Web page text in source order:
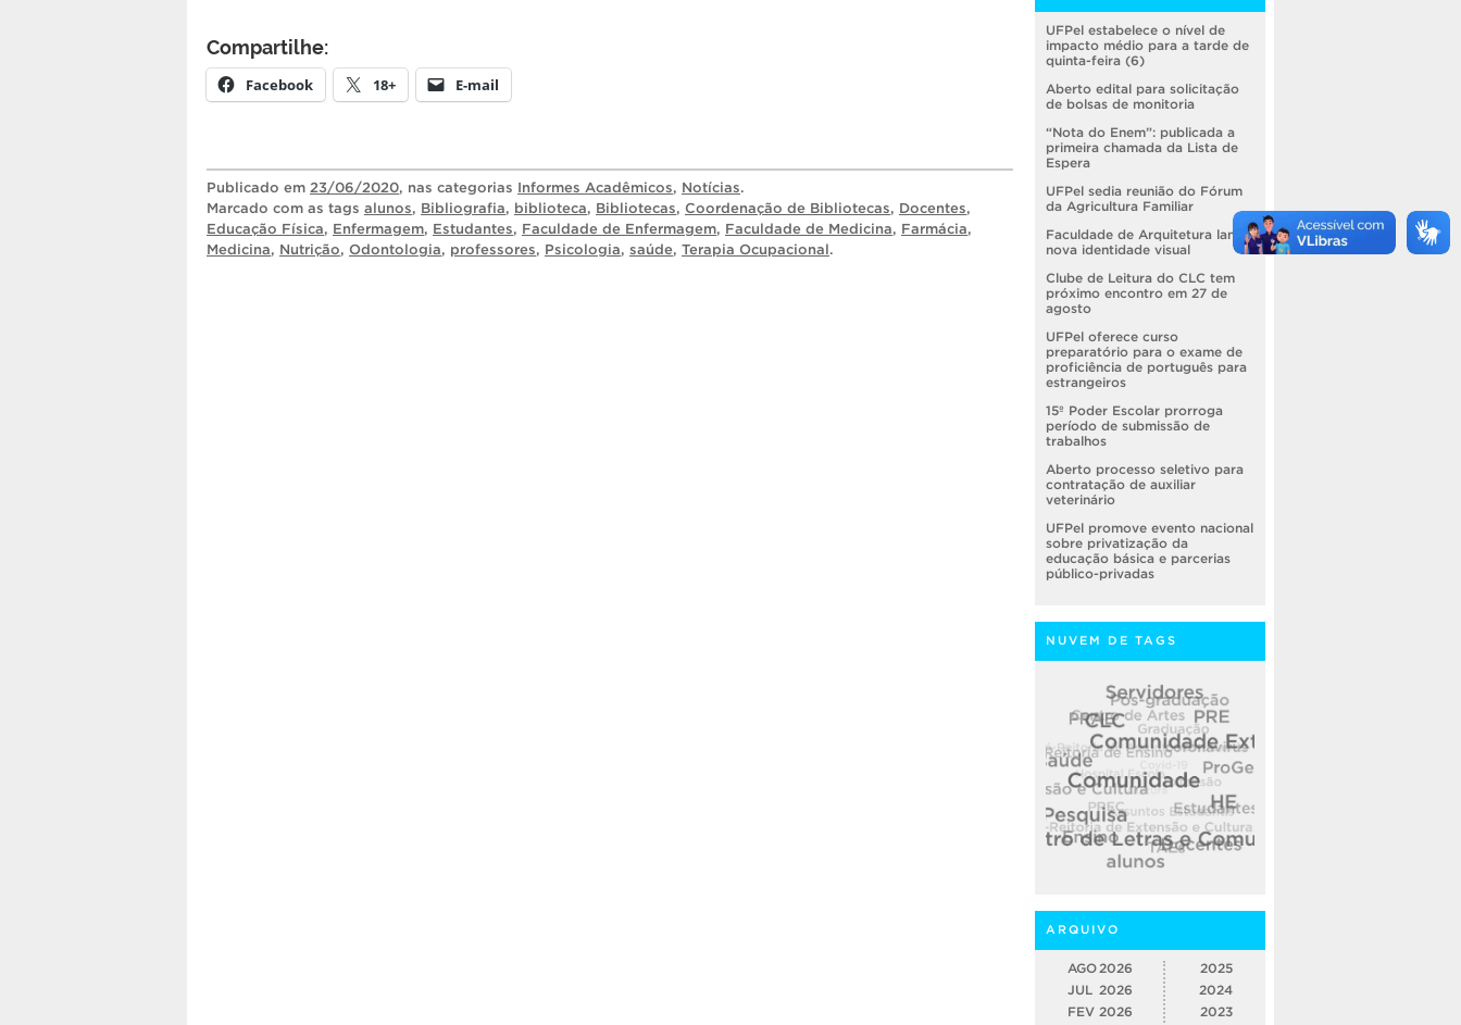
Compartilhe:
Facebook 18+ E-mail
Publicado em 23/06/2020, nas categorias Informes Acadêmicos, Notícias.
Marcado com as tags alunos, Bibliografia, biblioteca, Bibliotecas, Coordenação de Bibliotecas, Docentes,
Educação Física, Enfermagem, Estudantes, Faculdade de Enfermagem, Faculdade de Medicina, Farmácia,
Medicina, Nutrição, Odontologia, professores, Psicologia, saúde, Terapia Ocupacional.
UFPel estabelece o nível de
impacto médio para a tarde de
quinta-feira (6)
Aberto edital para solicitação
de bolsas de monitoria
“Nota do Enem”: publicada a
primeira chamada da Lista de
Espera
UFPel sedia reunião do Fórum
da Agricultura Familiar
Faculdade de Arquitetura lança
nova identidade visual
Clube de Leitura do CLC tem
próximo encontro em 27 de
agosto
UFPel oferece curso
preparatório para o exame de
proficiência de português para
estrangeiros
15º Poder Escolar prorroga
período de submissão de
trabalhos
Aberto processo seletivo para
contratação de auxiliar
veterinário
UFPel promove evento nacional
sobre privatização da
educação básica e parcerias
público-privadas
NUVEM DE TAGS
ARQUIVO
AGO 2026
JUL 2026
FEV 2026
2025
2024
2023